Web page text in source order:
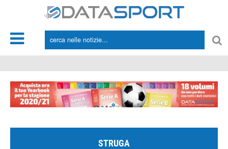
STRUGA